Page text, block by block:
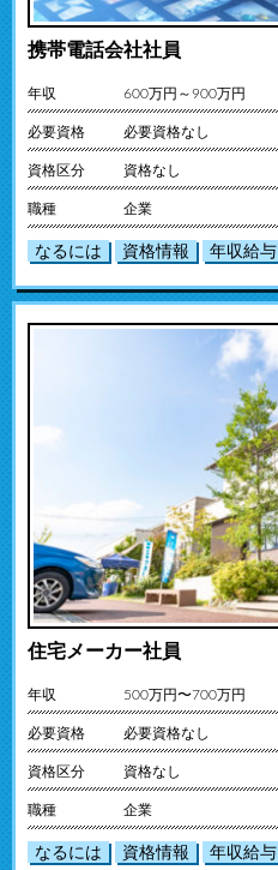
携帯電話会社社員
年収 600万円～900万円
必要資格 必要資格なし
資格区分 資格なし
職種 企業
なるには 資格情報 年収給与
住宅メーカー社員
年収 500万円〜700万円
必要資格 必要資格なし
資格区分 資格なし
職種 企業
なるには 資格情報 年収給与